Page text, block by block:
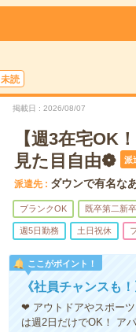
未読
掲載日 2026/08/07
【週3在宅OK
見た目自由❁
派
派遣先 ダウンで有名な
ブランクOK 既卒第二新
週5日勤務 土日祝休
ここがポイント！
《社員チャンスも
❤ アウトドアやスポー
は週2日だけでOK！ ア